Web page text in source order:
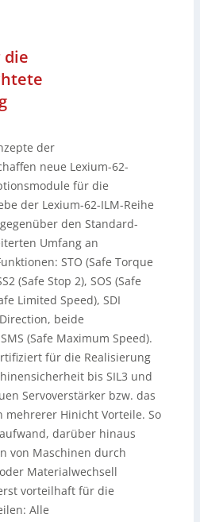
die
der
neue Lexium-62-
für die
der Lexium-62-ILM-Reihe
den Standard-
Umfang an
STO (Safe Torque
(Safe Stop 2), SOS (Safe
Limited Speed), SDI
beide
(Safe Maximum Speed).
für die Realisierung
bis SIL3 und
Servoverstärker bzw. das
Hinicht Vorteile. So
darüber hinaus
von Maschinen durch
Materialwechsell
vorteilhaft für die
Alle